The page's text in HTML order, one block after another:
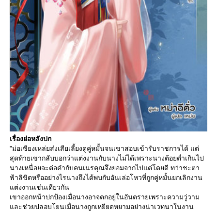
เรื่องย่อหลังปก
"ม่อเซียงเหล่ยส่งเสียเลี้ยงดูคู่หมั้นจนเขาสอบเข้ารับราชการได้ แต่
สุดท้ายเขากลับบอกว่าแต่งงานกับนางไม่ได้เพราะนางต้อยต่ำเกินไป
นางเหนื่อยจะต่อคำกับคนเนรคุณจึงยอมจากไปแต่โดยดี ทว่าชะตา
ฟ้าลิขิตหรืออย่างไรนางถึงได้พบกับอันเล่อโหวที่ถูกคู่หมั้นยกเลิกงาน
ต่งงานเช่นเดียวกัน
เขาออกหน้าปกป้องเมื่อนางอาจตกอยู่ในอันตรายเพราะความวู่วาม
ละช่วยปลอบโยนเมื่อนางถูกเหยียดหยามอย่างน่าเวทนาในงาน